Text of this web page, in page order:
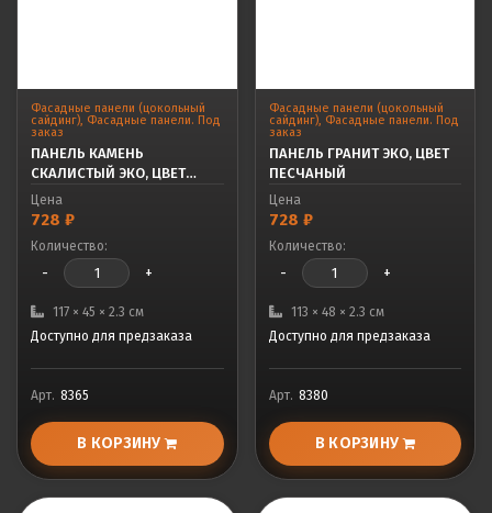
Фасадные панели (цокольный
сайдинг), Фасадные панели. Под
заказ
ПАНЕЛЬ КАМЕНЬ
СКАЛИСТЫЙ ЭКО, ЦВЕТ
ТЕРРАКОТОВЫЙ
Цена
728 ₽
Количество:
- +
117 × 45 × 2.3 см
Доступно для предзаказа
Арт. 8365
В КОРЗИНУ
Фасадные панели (цокольный
сайдинг), Фасадные панели. Под
заказ
ПАНЕЛЬ ГРАНИТ ЭКО, ЦВЕТ
ПЕСЧАНЫЙ
Цена
728 ₽
Количество:
- +
113 × 48 × 2.3 см
Доступно для предзаказа
Арт. 8380
В КОРЗИНУ